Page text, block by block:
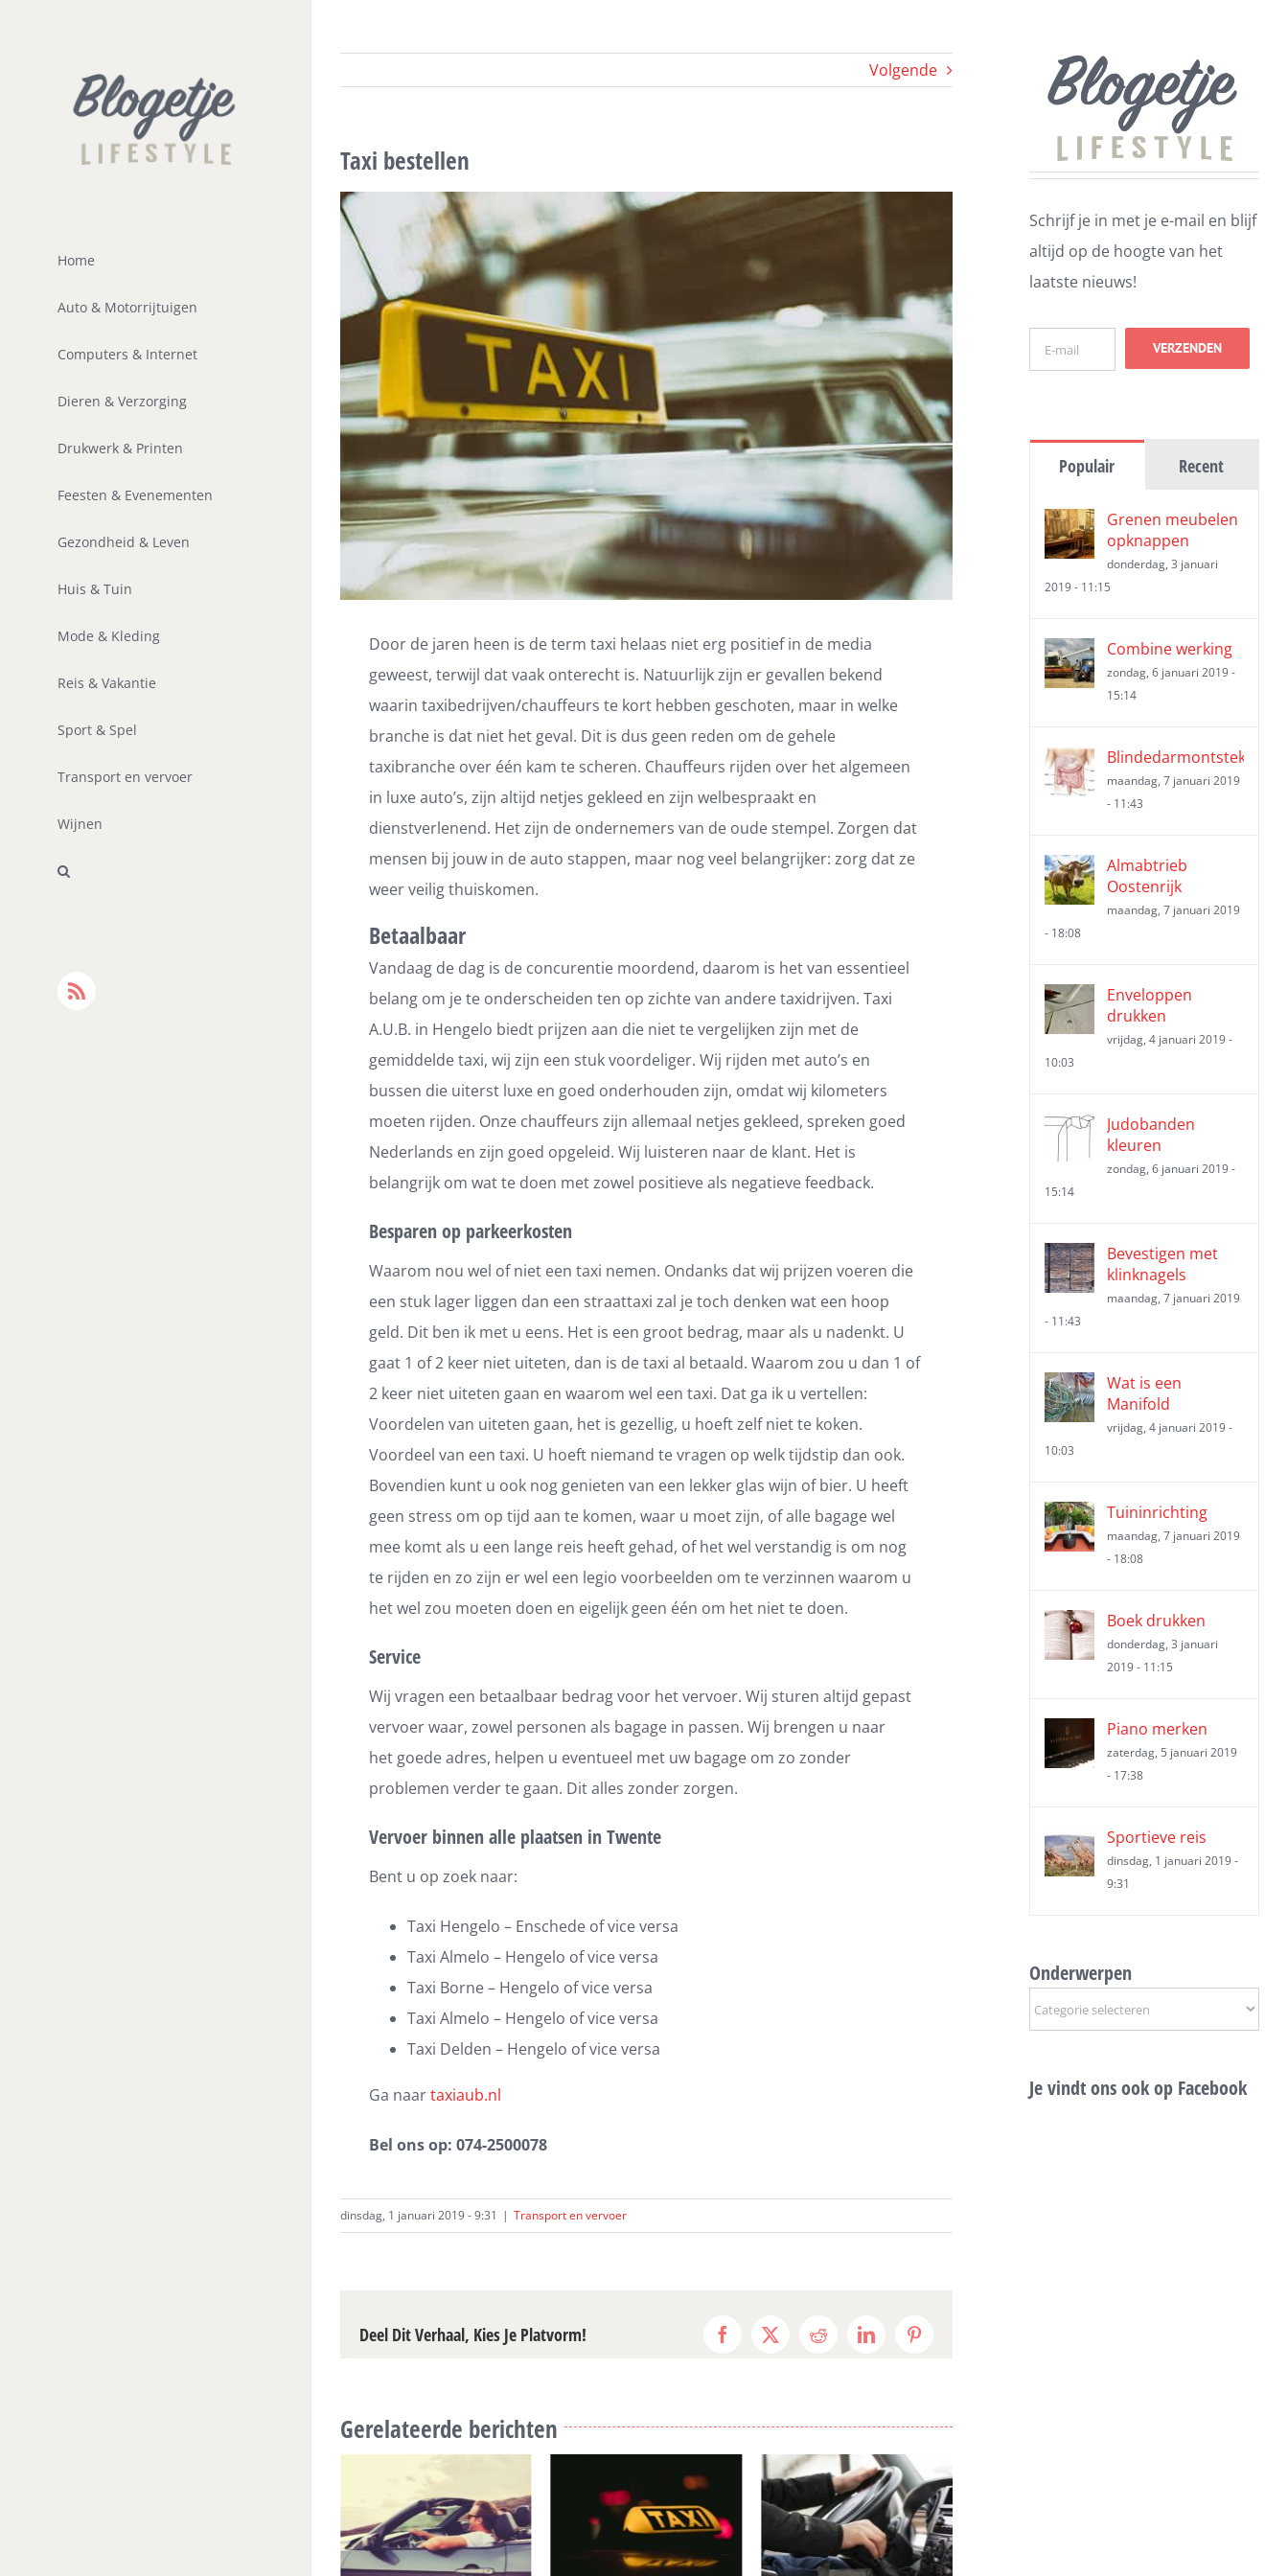
Home
Auto & Motorrijtuigen
Computers & Internet
Dieren & Verzorging
Drukwerk & Printen
Feesten & Evenementen
Gezondheid & Leven
Huis & Tuin
Mode & Kleding
Reis & Vakantie
Sport & Spel
Transport en vervoer
Wijnen
Rss
Volgende
Taxi bestellen
Door de jaren heen is de term taxi helaas niet erg positief in de media
geweest, terwijl dat vaak onterecht is. Natuurlijk zijn er gevallen bekend
waarin taxibedrijven/chauffeurs te kort hebben geschoten, maar in welke
branche is dat niet het geval. Dit is dus geen reden om de gehele
taxibranche over één kam te scheren. Chauffeurs rijden over het algemeen
in luxe auto’s, zijn altijd netjes gekleed en zijn welbespraakt en
dienstverlenend. Het zijn de ondernemers van de oude stempel. Zorgen dat
mensen bij jouw in de auto stappen, maar nog veel belangrijker: zorg dat ze
weer veilig thuiskomen.
Betaalbaar
Vandaag de dag is de concurentie moordend, daarom is het van essentieel
belang om je te onderscheiden ten op zichte van andere taxidrijven. Taxi
A.U.B. in Hengelo biedt prijzen aan die niet te vergelijken zijn met de
gemiddelde taxi, wij zijn een stuk voordeliger. Wij rijden met auto’s en
bussen die uiterst luxe en goed onderhouden zijn, omdat wij kilometers
moeten rijden. Onze chauffeurs zijn allemaal netjes gekleed, spreken goed
Nederlands en zijn goed opgeleid. Wij luisteren naar de klant. Het is
belangrijk om wat te doen met zowel positieve als negatieve feedback.
Besparen op parkeerkosten
Waarom nou wel of niet een taxi nemen. Ondanks dat wij prijzen voeren die
een stuk lager liggen dan een straattaxi zal je toch denken wat een hoop
geld. Dit ben ik met u eens. Het is een groot bedrag, maar als u nadenkt. U
gaat 1 of 2 keer niet uiteten, dan is de taxi al betaald. Waarom zou u dan 1 of
2 keer niet uiteten gaan en waarom wel een taxi. Dat ga ik u vertellen:
Voordelen van uiteten gaan, het is gezellig, u hoeft zelf niet te koken.
Voordeel van een taxi. U hoeft niemand te vragen op welk tijdstip dan ook.
Bovendien kunt u ook nog genieten van een lekker glas wijn of bier. U heeft
geen stress om op tijd aan te komen, waar u moet zijn, of alle bagage wel
mee komt als u een lange reis heeft gehad, of het wel verstandig is om nog
te rijden en zo zijn er wel een legio voorbeelden om te verzinnen waarom u
het wel zou moeten doen en eigelijk geen één om het niet te doen.
Service
Wij vragen een betaalbaar bedrag voor het vervoer. Wij sturen altijd gepast
vervoer waar, zowel personen als bagage in passen. Wij brengen u naar
het goede adres, helpen u eventueel met uw bagage om zo zonder
problemen verder te gaan. Dit alles zonder zorgen.
Vervoer binnen alle plaatsen in Twente
Bent u op zoek naar:
Taxi Hengelo – Enschede of vice versa
Taxi Almelo – Hengelo of vice versa
Taxi Borne – Hengelo of vice versa
Taxi Almelo – Hengelo of vice versa
Taxi Delden – Hengelo of vice versa
Ga naartaxiaub.nl
Bel ons op: 074-2500078
dinsdag, 1 januari 2019 - 9:31 | Transport en vervoer
Deel Dit Verhaal, Kies Je Platvorm! Facebook
X Reddit LinkedInPinterest
Gerelateerde berichten
Schrijf je in met je e-mail en blijf
altijd op de hoogte van het
laatste nieuws!
Populair Recent
Grenen meubelen
opknappen
donderdag, 3 januari
2019 - 11:15
Combine werking
zondag, 6 januari 2019 -
15:14
Blindedarmontsteking
maandag, 7 januari 2019
- 11:43
Almabtrieb
Oostenrijk
maandag, 7 januari 2019
- 18:08
Enveloppen
drukken
vrijdag, 4 januari 2019 -
10:03
Judobanden
kleuren
zondag, 6 januari 2019 -
15:14
Bevestigen met
klinknagels
maandag, 7 januari 2019
- 11:43
Wat is een
Manifold
vrijdag, 4 januari 2019 -
10:03
Tuininrichting
maandag, 7 januari 2019
- 18:08
Boek drukken
donderdag, 3 januari
2019 - 11:15
Piano merken
zaterdag, 5 januari 2019
- 17:38
Sportieve reis
dinsdag, 1 januari 2019 -
9:31
Onderwerpen
Onderwerpen
Je vindt ons ook op Facebook